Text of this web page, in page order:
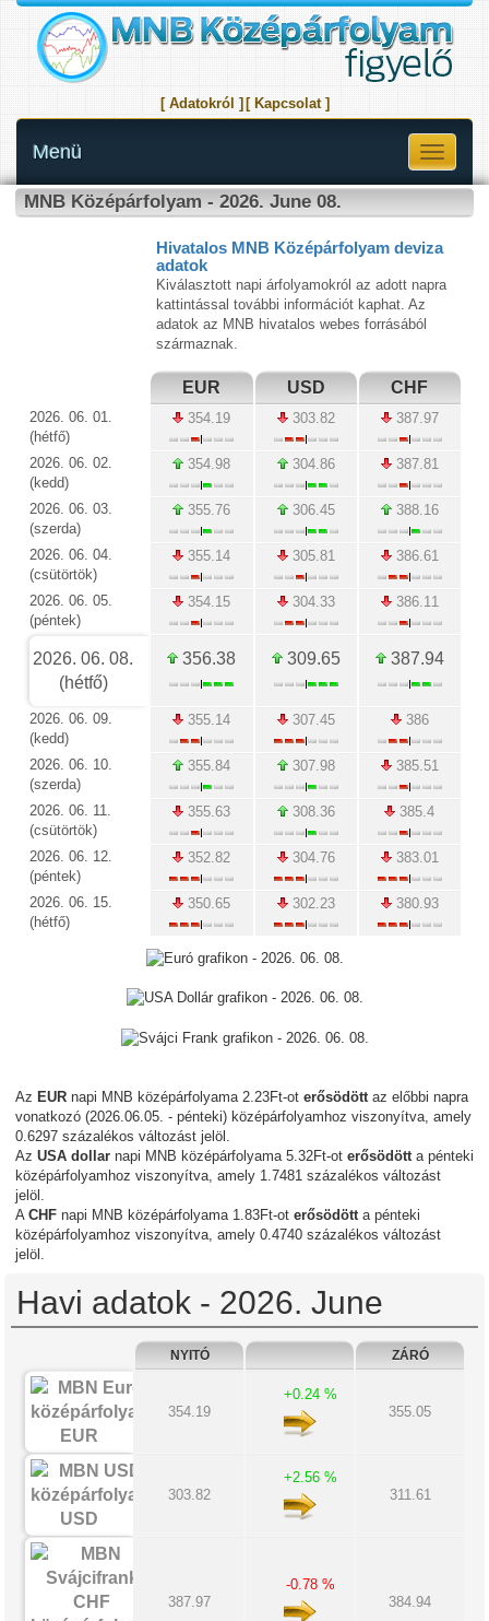
[ Adatokról ] [ Kapcsolat ]
Toggle
Menü
MNB Középárfolyam - 2026. June 08.
Hivatalos MNB Középárfolyam deviza
adatok
Kiválasztott napi árfolyamokról az adott napra
kattintással további információt kaphat. Az
adatok az MNB hivatalos webes forrásából
származnak.
EUR USD CHF
2026. 06. 01.
(hétfő)
354.19 303.82 387.97
2026. 06. 02.
(kedd)
354.98 304.86 387.81
2026. 06. 03.
(szerda)
355.76 306.45 388.16
2026. 06. 04.
(csütörtök)
355.14 305.81 386.61
2026. 06. 05.
(péntek)
354.15 304.33 386.11
2026. 06. 08.
(hétfő)
356.38 309.65 387.94
2026. 06. 09.
(kedd)
355.14 307.45 386
2026. 06. 10.
(szerda)
355.84 307.98 385.51
2026. 06. 11.
(csütörtök)
355.63 308.36 385.4
2026. 06. 12.
(péntek)
352.82 304.76 383.01
2026. 06. 15.
(hétfő)
350.65 302.23 380.93
Az EUR napi MNB középárfolyama 2.23Ft-ot erősödött az előbbi napra
vonatkozó (2026.06.05. - pénteki) középárfolyamhoz viszonyítva, amely
0.6297 százalékos változást jelöl.
Az USA dollar napi MNB középárfolyama 5.32Ft-ot erősödött a pénteki
középárfolyamhoz viszonyítva, amely 1.7481 százalékos változást
jelöl.
A CHF napi MNB középárfolyama 1.83Ft-ot erősödött a pénteki
középárfolyamhoz viszonyítva, amely 0.4740 százalékos változást
jelöl.
Havi adatok - 2026. June
NYITÓ ZÁRÓ
EUR
354.19
+0.24 %
355.05
USD
303.82
+2.56 %
311.61
387.97
-0.78 %
384.94